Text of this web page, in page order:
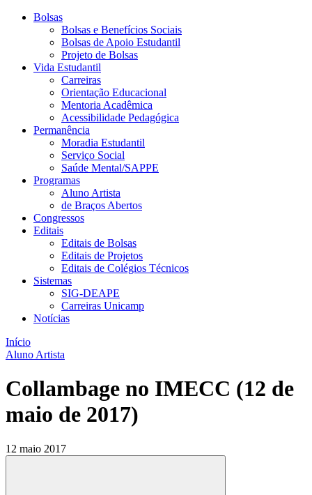
Bolsas
Bolsas e Benefícios Sociais
Bolsas de Apoio Estudantil
Projeto de Bolsas
Vida Estudantil
Carreiras
Orientação Educacional
Mentoria Acadêmica
Acessibilidade Pedagógica
Permanência
Moradia Estudantil
Serviço Social
Saúde Mental/SAPPE
Programas
Aluno Artista
de Braços Abertos
Congressos
Editais
Editais de Bolsas
Editais de Projetos
Editais de Colégios Técnicos
Sistemas
SIG-DEAPE
Carreiras Unicamp
Notícias
Início
Aluno Artista
Collambage no IMECC (12 de
maio de 2017)
12 maio 2017